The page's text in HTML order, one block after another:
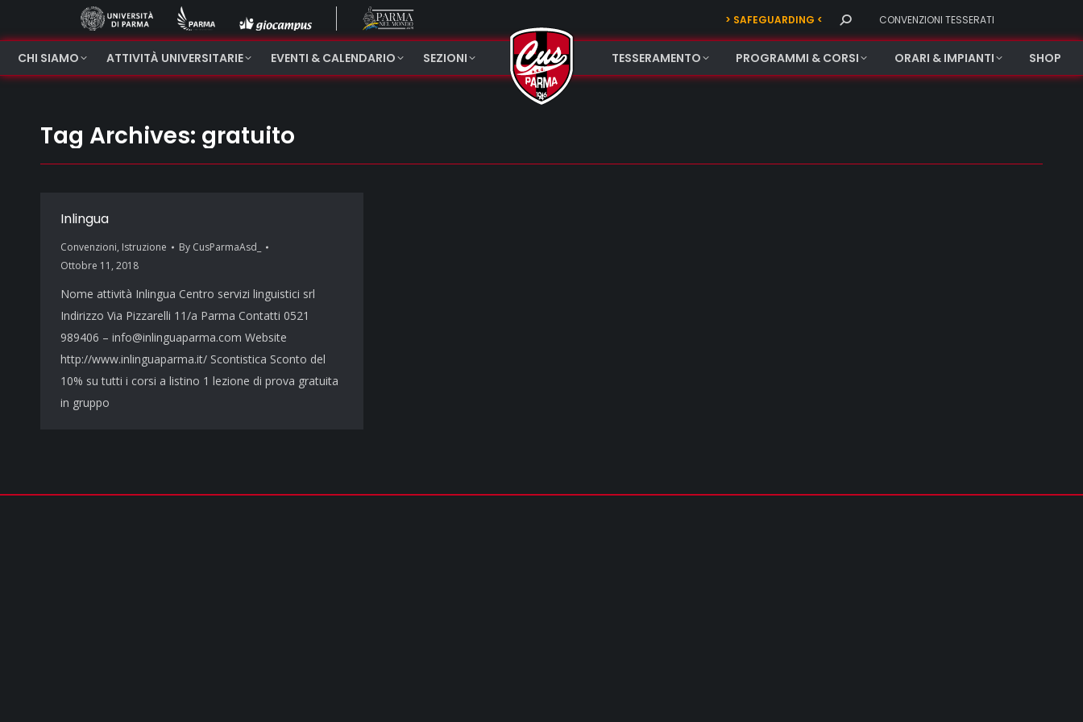
> SAFEGUARDING < Search: CONVENZIONI TESSERATI
CHI SIAMO ATTIVITÀ UNIVERSITARIE EVENTI & CALENDARIO SEZIONI TESSERAMENTO PROGRAMMI & CORSI ORARI & IMPIANTI SHOP
Tag Archives: gratuito
Inlingua
Convenzioni, Istruzione By CusParmaAsd_
Ottobre 11, 2018
Nome attività Inlingua Centro servizi linguistici srl
Indirizzo Via Pizzarelli 11/a Parma Contatti 0521
989406 – info@inlinguaparma.com Website
http://www.inlinguaparma.it/ Scontistica Sconto del
10% su tutti i corsi a listino 1 lezione di prova gratuita
in gruppo